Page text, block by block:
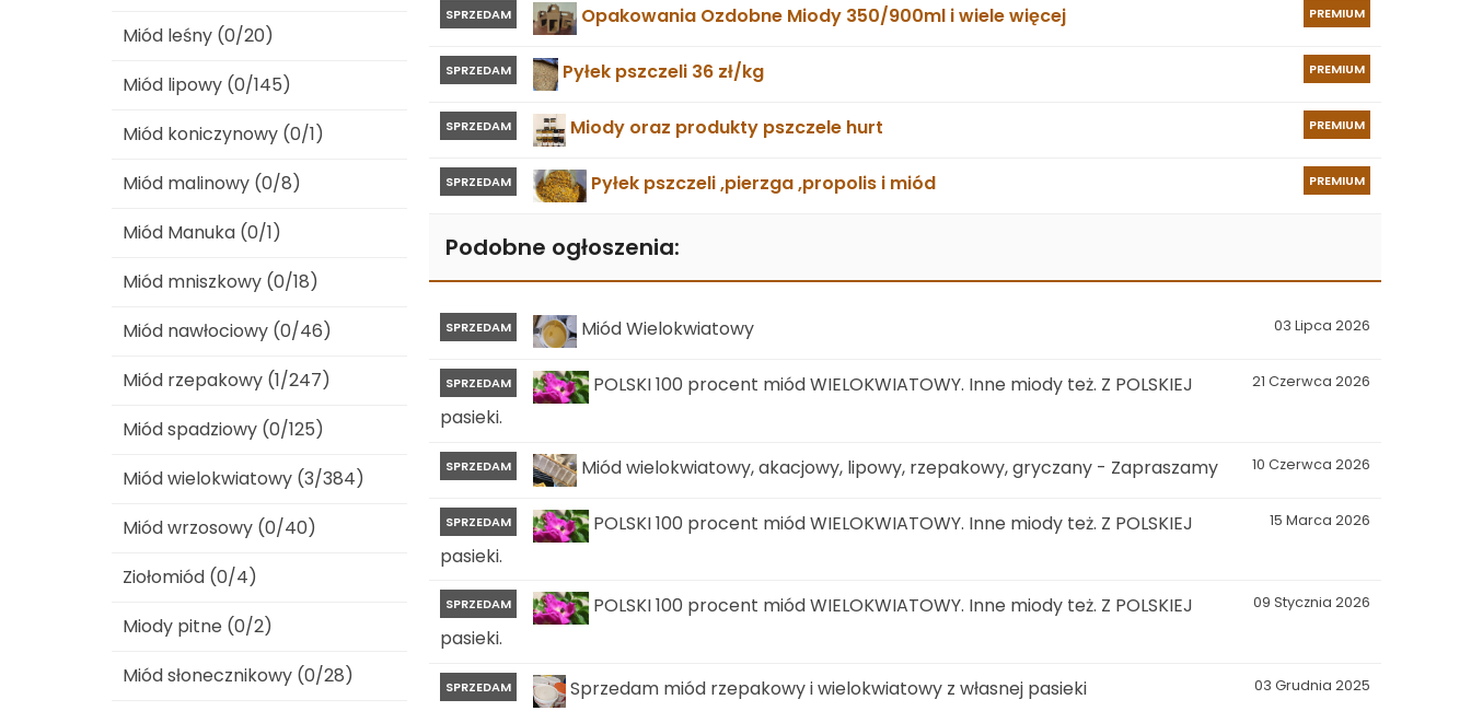
PREMIUM
SPRZEDAM Opakowania Ozdobne Miody 350/900ml i wiele więcej
PREMIUM
SPRZEDAM Pyłek pszczeli 36 zł/kg
PREMIUM
SPRZEDAM Miody oraz produkty pszczele hurt
PREMIUM
SPRZEDAM Pyłek pszczeli ,pierzga ,propolis i miód
Podobne ogłoszenia:
03 Lipca 2026
SPRZEDAM Miód Wielokwiatowy
21 Czerwca 2026
SPRZEDAM
POLSKI 100 procent miód WIELOKWIATOWY. Inne miody też. Z POLSKIEJ
pasieki.
10 Czerwca 2026
SPRZEDAM Miód wielokwiatowy, akacjowy, lipowy, rzepakowy, gryczany - Zapraszamy
15 Marca 2026
SPRZEDAM
POLSKI 100 procent miód WIELOKWIATOWY. Inne miody też. Z POLSKIEJ
pasieki.
09 Stycznia 2026
SPRZEDAM
POLSKI 100 procent miód WIELOKWIATOWY. Inne miody też. Z POLSKIEJ
pasieki.
03 Grudnia 2025
SPRZEDAM Sprzedam miód rzepakowy i wielokwiatowy z własnej pasieki
Miód leśny (0/20)
Miód lipowy (0/145)
Miód koniczynowy (0/1)
Miód malinowy (0/8)
Miód Manuka (0/1)
Miód mniszkowy (0/18)
Miód nawłociowy (0/46)
Miód rzepakowy (1/247)
Miód spadziowy (0/125)
Miód wielokwiatowy (3/384)
Miód wrzosowy (0/40)
Ziołomiód (0/4)
Miody pitne (0/2)
Miód słonecznikowy (0/28)